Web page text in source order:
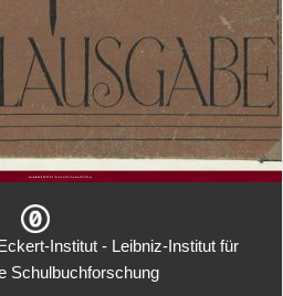
Institut - Leibniz-Institut für
Schulbuchforschung